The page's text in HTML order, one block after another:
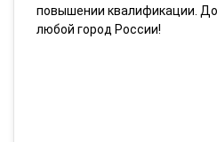
повышении квалификации.
любой город России!